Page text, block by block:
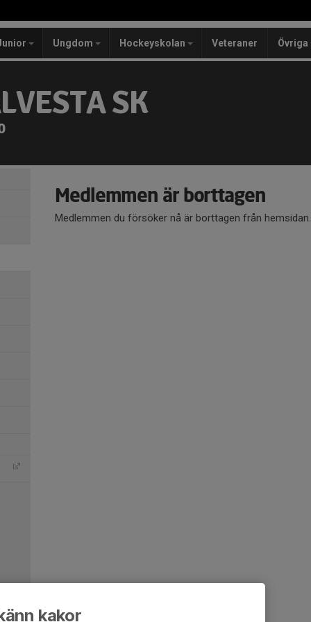
Ungdom Hockeyskolan Veteraner Övriga
SK
Medlemmen är borttagen
Medlemmen du försöker nå är borttagen från hemsidan.
kakor